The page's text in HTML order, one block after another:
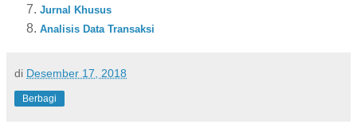
Jurnal Khusus
Analisis Data Transaksi
di Desember 17, 2018
Berbagi